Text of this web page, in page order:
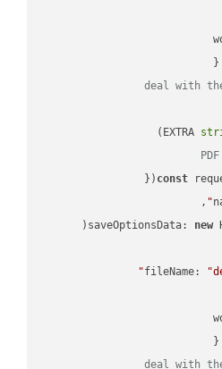
const
saveOptionsData: new
fileName: